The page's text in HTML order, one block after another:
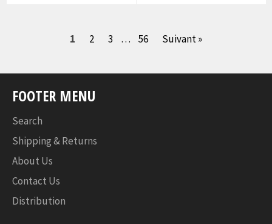
1 2 3 … 56 Suivant »
FOOTER MENU
Search
Shipping & Returns
About Us
Contact Us
Distribution